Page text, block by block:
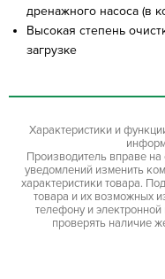
дренажного насоса (в
Высокая степень
загрузке
Характеристики и
Производитель вправе
уведомлений изменить
характеристики товара.
товара и их возможных
телефону и
проверять наличие